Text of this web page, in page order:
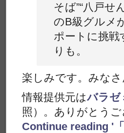
そば”“八戸せ
のB級グルメ
ポートに挑
りも。
楽しみです。みな
情報提供元はバラゼ
照）。ありがとうご
Continue reading '